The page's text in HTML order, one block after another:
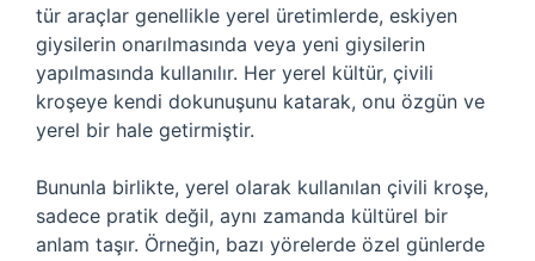
tür araçlar genellikle yerel üretimlerde, eskiyen
giysilerin onarılmasında veya yeni giysilerin
yapılmasında kullanılır. Her yerel kültür, çivili
kroşeye kendi dokunuşunu katarak, onu özgün ve
yerel bir hale getirmiştir.
Bununla birlikte, yerel olarak kullanılan çivili kroşe,
sadece pratik değil, aynı zamanda kültürel bir
anlam taşır. Örneğin, bazı yörelerde özel günlerde